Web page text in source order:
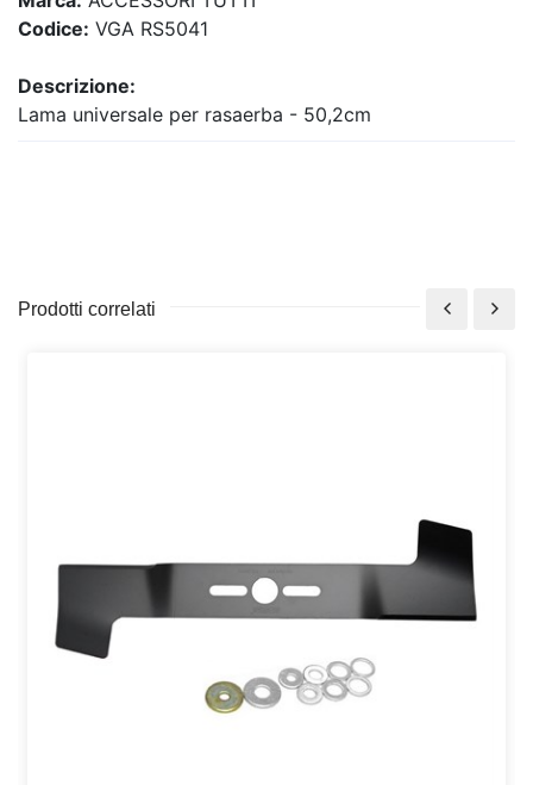
Codice: VGA RS5041
Descrizione:
Lama universale per rasaerba - 50,2cm
Prodotti correlati